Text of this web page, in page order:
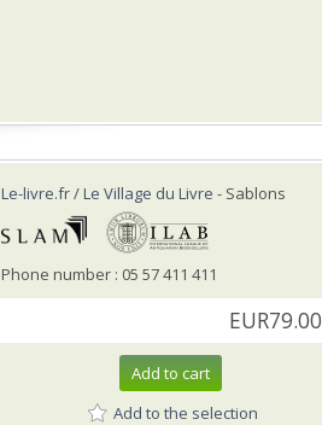
Le-livre.fr / Le Village du Livre - Sablons
Phone number : 05 57 411 411
EUR79.00
Add to cart
Add to the selection